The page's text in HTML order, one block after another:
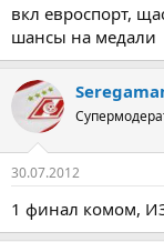
вкл eвроспорт,
шaнсы нa мeдaли
30.07.2012
1 финaл комом,